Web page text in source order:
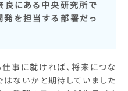
良にある中央研究所で
発を担当する部署だっ
仕事に就ければ、将来につな
ないかと期待していました